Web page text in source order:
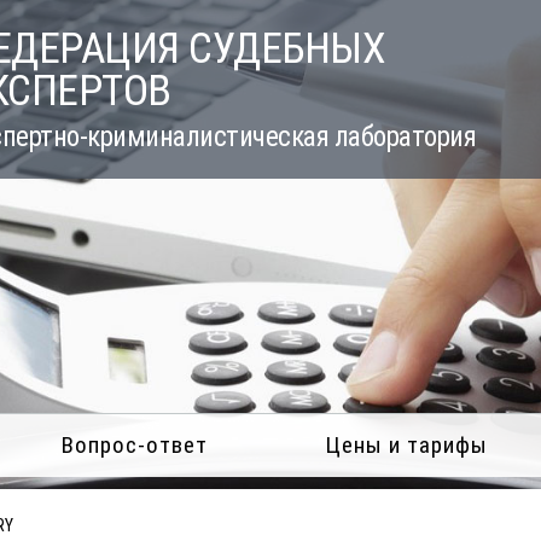
СУДЕБНЫХ
криминалистическая лаборатория
Вопрос-ответ Цены и тарифы